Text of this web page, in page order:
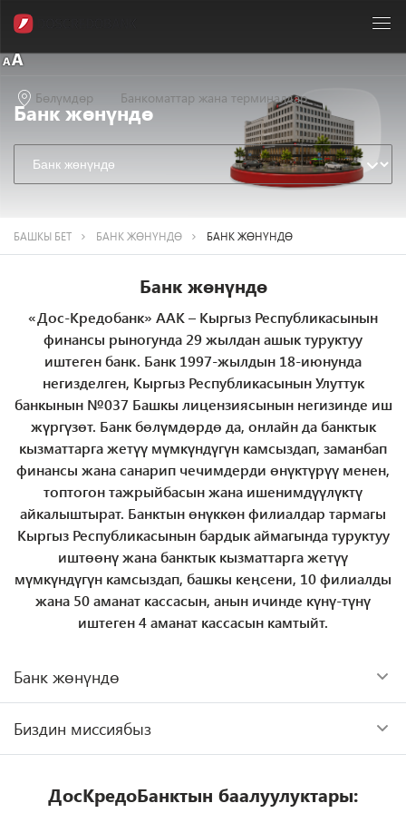
Бөлүмдөр Банкоматтар жана терминалдар
Банк жөнүндө
БАШКЫ БЕТ БАНК ЖӨНҮНДӨ БАНК ЖӨНҮНДӨ
Банк жөнүндө
«Дос-Кредобанк» ААК – Кыргыз Республикасынын
финансы рыногунда 29 жылдан ашык туруктуу
иштеген банк. Банк 1997-жылдын 18-июнунда
негизделген, Кыргыз Республикасынын Улуттук
банкынын №037 Башкы лицензиясынын негизинде иш
жүргүзөт. Банк бөлүмдөрдө да, онлайн да банктык
кызматтарга жетүү мүмкүндүгүн камсыздап, заманбап
финансы жана санарип чечимдерди өнүктүрүү менен,
топтогон тажрыйбасын жана ишенимдүүлүктү
айкалыштырат. Банктын өнүккөн филиалдар тармагы
Кыргыз Республикасынын бардык аймагында туруктуу
иштөөнү жана банктык кызматтарга жетүү
мүмкүндүгүн камсыздап, башкы кеңсени, 10 филиалды
жана 50 аманат кассасын, анын ичинде күнү-түнү
иштеген 4 аманат кассасын камтыйт.
Банк жөнүндө
которуулар, аралык сервистер жана башка
финансылык чечимдер сыяктуу банктык
жеке кардарлар, жеке ишкерлер жана
Биздин миссиябыз
инновациялык жана алдыңкы
технологияларды пайдалануу менен,
ДосКредоБанктын баалуулуктары: